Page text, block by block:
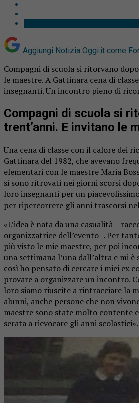
Aggiungi Notizia Oggi.it come
Compagni di scuola si ritorvano
le maestre. A Gattinara cena di
insegnanti. Un incontro pieno di
Compagni di scuola si
trent’anni. E invitano le
Una cena di classe con il calore dei
Gattinara del 1982, che avevano
elementari con le maestre Maria
si sono ritrovati nei giorni scorsi
loro insegnanti per un
per ripercorrere gli anni trascorsi
«L’idea è nata da una casualità –
organizzatrice dell’evento -. Per
più visto le mie maestre, per poi
una settimana l’una dall’altra e mi è
così ho pensato di cercare i miei ex
provare a organizzare un incontro.
loro siamo riuscite a rintracciare la
alunni, anche persone che non
maestre sono state molto contente
serata a rievocare gli anni scolastici».